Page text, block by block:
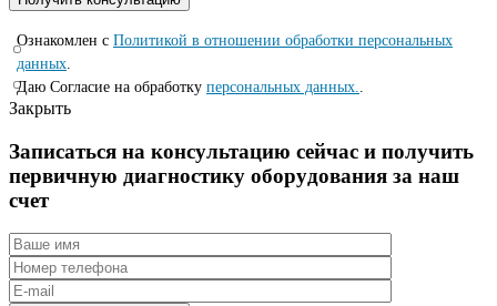
Ознакомлен с Политикой в отношении обработки персональных
данных
Даю Согласие на обработку персональных данных.
Закрыть
Записаться на консyльтацию сейчас и полyчить
первичную диагностикy оборyдования за наш
счет